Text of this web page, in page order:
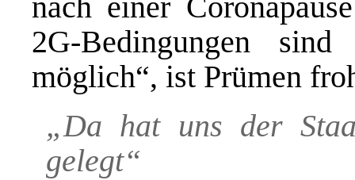
2G-Bedingungen sind
möglich“, ist Prümen
„Da hat uns der
gelegt“